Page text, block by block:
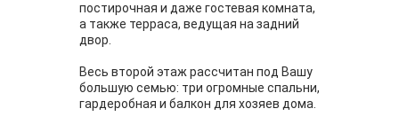
постирочная и даже гостевая комната,
а также терраса, ведущая на задний
двор.
Весь второй этаж рассчитан под Вашу
большую семью: три огромные спальни,
гардеробная и балкон для хозяев дома.